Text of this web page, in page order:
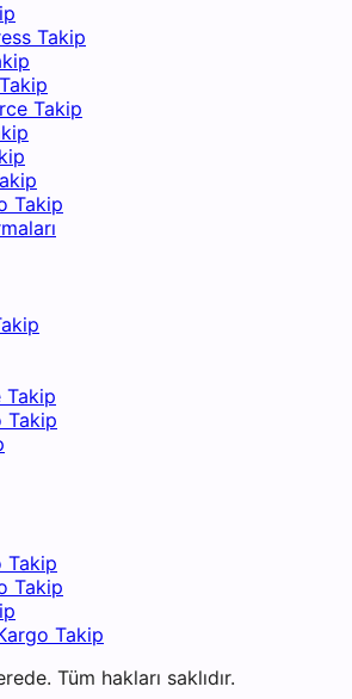
Takip
Takip
Takip
Takip
Takip
Takip
Takip
Takip
Tüm hakları saklıdır.